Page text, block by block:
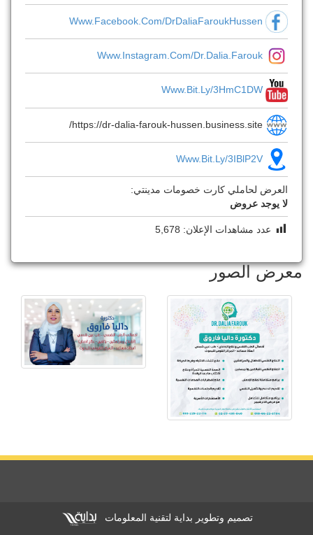
Www.facebook.com/DrDaliaFaroukHussen
Www.instagram.com/dr.dalia.farouk
Www.bit.ly/3HmC1DW
Www.bit.ly/3IBlP2V
العرض لحاملي كارت خصومات مدينتي:
لا يوجد عروض
عدد مشاهدات الإعلان: 5,678
معرض الصور
تصميم وتطوير بداية لتقنية المعلومات